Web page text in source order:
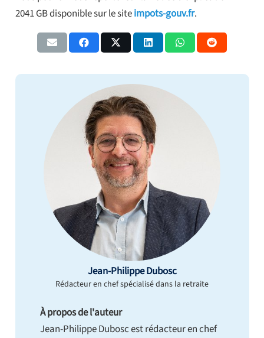
2041 GB disponible sur le siteimpots-gouv.fr.
Jean-Philippe Dubosc
Rédacteur en chef spécialisé dans la retraite
À propos de l'auteur
Jean-Philippe Dubosc est rédacteur en chef